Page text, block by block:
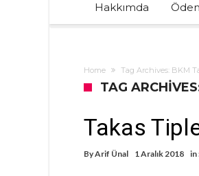
Hakkımda
Home Tag Archives: BKM
TAG
Takas
ByArif Ünal 1 Aralık 2018 in